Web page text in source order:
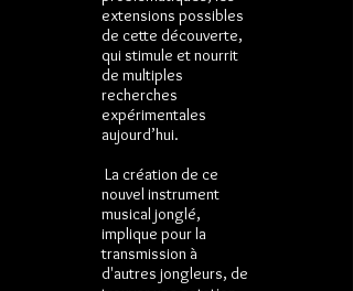
extensions possibles
de cette découverte,
qui stimule et nourrit
de multiples
recherches
expérimentales
aujourd’hui.
La création de ce
nouvel instrument
musical jonglé,
implique pour la
transmission à
d'autres jongleurs, de